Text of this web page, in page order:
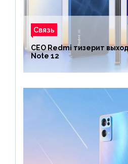
Связь
CEO Redmi тизерит
Note 12